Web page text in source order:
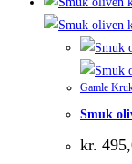
Gamle
Smuk
kr.